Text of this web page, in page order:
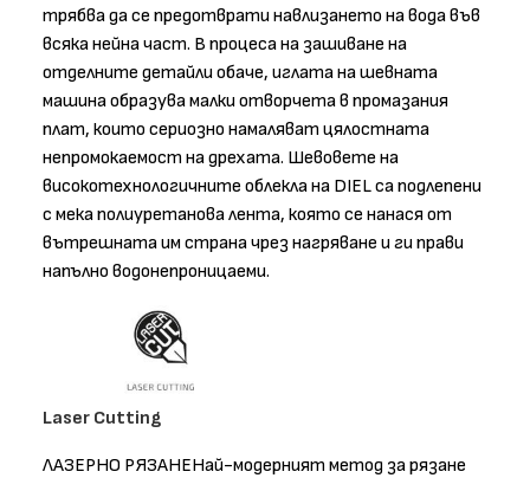
трябва да се предотврати навлизането на вода във
всяка нейна част. В процеса на зашиване на
отделните детайли обаче, иглата на шевната
машина образува малки отворчета в промазания
плат, които сериозно намаляват цялостната
непромокаемост на дрехата. Шевовете на
високотехнологичните облекла на DIEL са подлепени
с мека полиуретанова лента, която се нанася от
вътрешната им страна чрез нагряване и ги прави
напълно водонепроницаеми.
Laser Cutting
ЛАЗЕРНО РЯЗАНЕНай-модерният метод за рязане